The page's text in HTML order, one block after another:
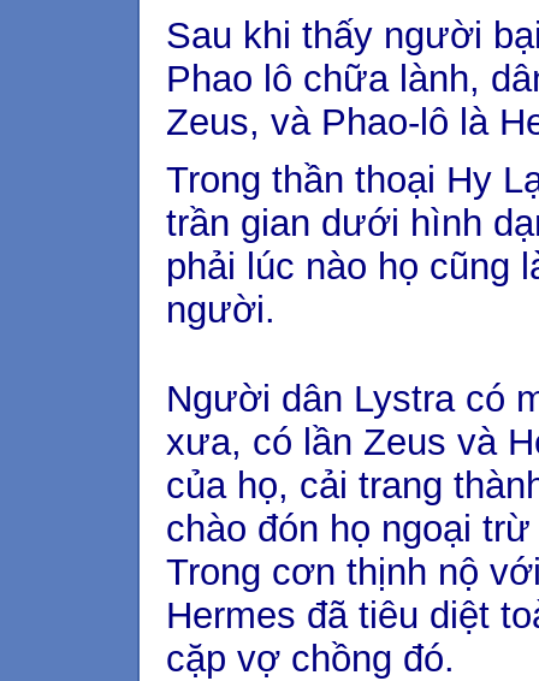
Sau khi thấy người
Phao lô chữa lành,
Zeus, và Phao-lô là
Trong thần thoại Hy
trần gian dưới hình
phải lúc nào họ cũng
người.
Người dân Lystra có
xưa, có lần Zeus và
của họ, cải trang
chào đón họ ngoại
Trong cơn thịnh nộ
Hermes đã tiêu diệt
cặp vợ chồng đó.